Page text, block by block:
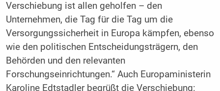
Verschiebung ist allen geholfen – den
Unternehmen, die Tag für die Tag um die
Versorgungssicherheit in Europa kämpfen, ebenso
wie den politischen Entscheidungsträgern, den
Behörden und den relevanten
Forschungseinrichtungen.“ Auch Europaministerin
Karoline Edtstadler begrüßt die Verschiebung: